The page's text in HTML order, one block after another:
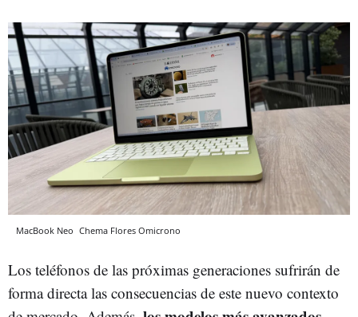
MacBook Neo Chema Flores Omicrono
Los teléfonos de las próximas generaciones sufrirán de
forma directa las consecuencias de este nuevo contexto